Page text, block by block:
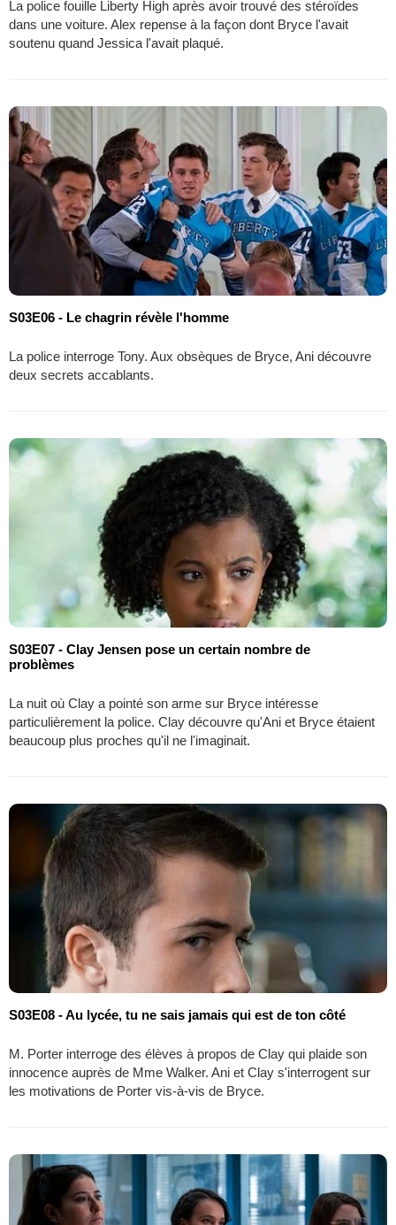
La police fouille Liberty High après avoir trouvé des stéroïdes
dans une voiture. Alex repense à la façon dont Bryce l'avait
soutenu quand Jessica l'avait plaqué.
S03E06 - Le chagrin révèle l'homme
La police interroge Tony. Aux obsèques de Bryce, Ani découvre
deux secrets accablants.
S03E07 - Clay Jensen pose un certain nombre de
problèmes
La nuit où Clay a pointé son arme sur Bryce intéresse
particulièrement la police. Clay découvre qu'Ani et Bryce étaient
beaucoup plus proches qu'il ne l'imaginait.
S03E08 - Au lycée, tu ne sais jamais qui est de ton côté
M. Porter interroge des élèves à propos de Clay qui plaide son
innocence auprès de Mme Walker. Ani et Clay s'interrogent sur
les motivations de Porter vis-à-vis de Bryce.